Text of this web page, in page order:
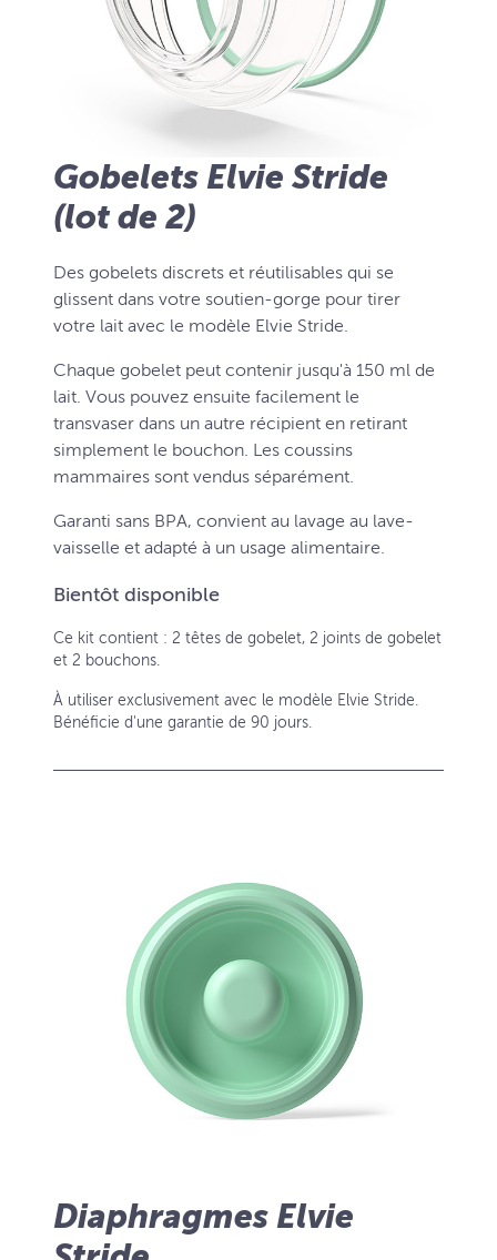
Gobelets Elvie Stride
(lot de 2)
Des gobelets discrets et réutilisables qui se
glissent dans votre soutien-gorge pour tirer
votre lait avec le modèle Elvie Stride.
Chaque gobelet peut contenir jusqu'à 150 ml de
lait. Vous pouvez ensuite facilement le
transvaser dans un autre récipient en retirant
simplement le bouchon. Les coussins
mammaires sont vendus séparément.
Garanti sans BPA, convient au lavage au lave-
vaisselle et adapté à un usage alimentaire.
Bientôt disponible
Ce kit contient : 2 têtes de gobelet, 2 joints de gobelet
et 2 bouchons.
À utiliser exclusivement avec le modèle Elvie Stride.
Bénéficie d'une garantie de 90 jours.
Diaphragmes Elvie